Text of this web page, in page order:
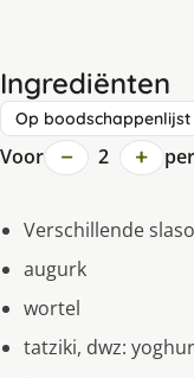
Ingrediënten
Op boodschappenlijst
Voor − 2 +
Verschillende
augurk
wortel
tatziki, dwz: